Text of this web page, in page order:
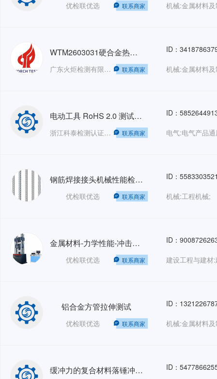
优检联优选 联系商家
WTM2603031硬合金热轧板
广东火炬检测有限公司 联系商家
ID：
电动工具 RoHS 2.0 测试 参考标准：IEC62321
浙江科泰检测认证有限公司 联系商家
ID：
钢筋焊接接头机械性能检测-JGJ18-2012
优检联优选 联系商家
ID：
机械:工程机械;
金属材料-力学性能-冲击试验
优检联优选 联系商家
ID：
铝合金方管拉伸测试
优检联优选 联系商家
ID：
缓冲力的复合材料落锤冲击试验 ID：